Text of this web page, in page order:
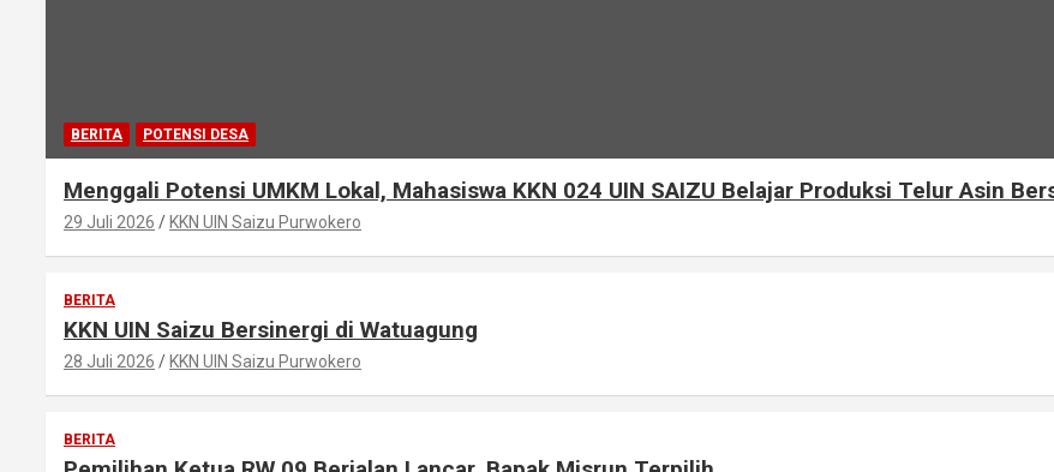
BERITA POTENSI DESA
Menggali Potensi UMKM Lokal, Mahasiswa KKN 024 UIN SAIZU Belajar Produksi Telur Asin
29 Juli 2026 KKN UIN Saizu Purwokero
BERITA
KKN UIN Saizu Bersinergi di Watuagung
28 Juli 2026 KKN UIN Saizu Purwokero
BERITA